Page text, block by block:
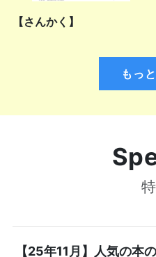
【さんかく】
もっ
【25年11月】人気の本